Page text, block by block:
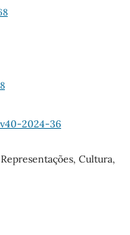
2024-36
Cultura,